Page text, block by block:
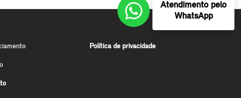
Política de privacidade
Atendimento pelo
WhatsApp